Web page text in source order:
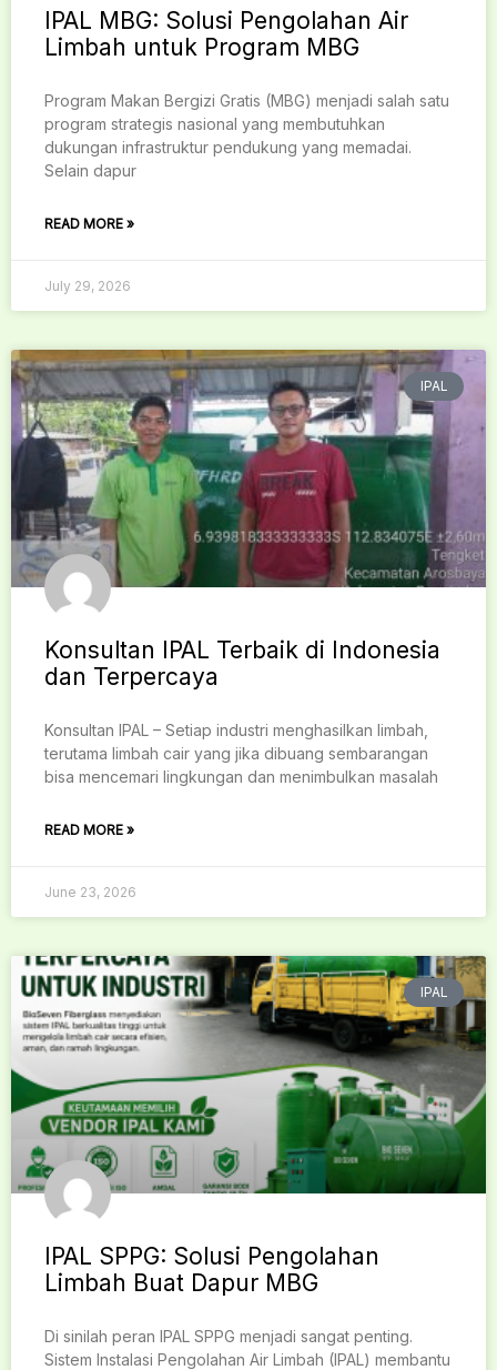
IPAL MBG: Solusi Pengolahan Air
Limbah untuk Program MBG
Program Makan Bergizi Gratis (MBG) menjadi salah satu
program strategis nasional yang membutuhkan
dukungan infrastruktur pendukung yang memadai.
Selain dapur
READ MORE »
July 29, 2026
IPAL
Konsultan IPAL Terbaik di Indonesia
dan Terpercaya
Konsultan IPAL – Setiap industri menghasilkan limbah,
terutama limbah cair yang jika dibuang sembarangan
bisa mencemari lingkungan dan menimbulkan masalah
READ MORE »
June 23, 2026
IPAL
IPAL SPPG: Solusi Pengolahan
Limbah Buat Dapur MBG
Di sinilah peran IPAL SPPG menjadi sangat penting.
Sistem Instalasi Pengolahan Air Limbah (IPAL) membantu